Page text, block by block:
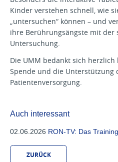
Kinder verstehen schnell, wie
„untersuchen“ können – und
ihre Berührungsängste mit der
Untersuchung.
Die UMM bedankt sich herzlich
Spende und die Unterstützung
Patientenversorgung.
Auch interessant
02.06.2026 RON-TV: Das
ZURÜCK